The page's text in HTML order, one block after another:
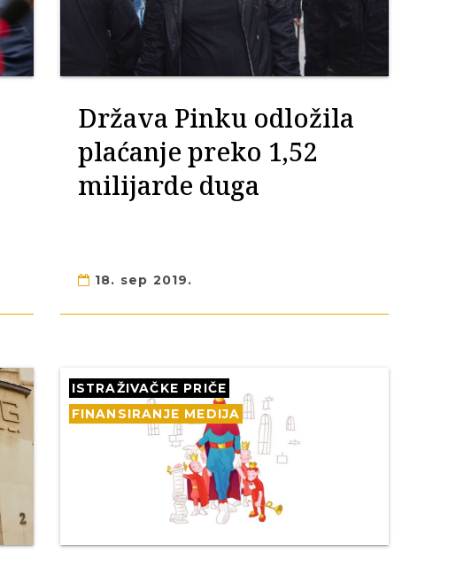
Država Pinku odložila
plaćanje preko 1,52
milijarde duga
18. sep 2019.
ISTRAŽIVAČKE PRIČE
FINANSIRANJE MEDIJA